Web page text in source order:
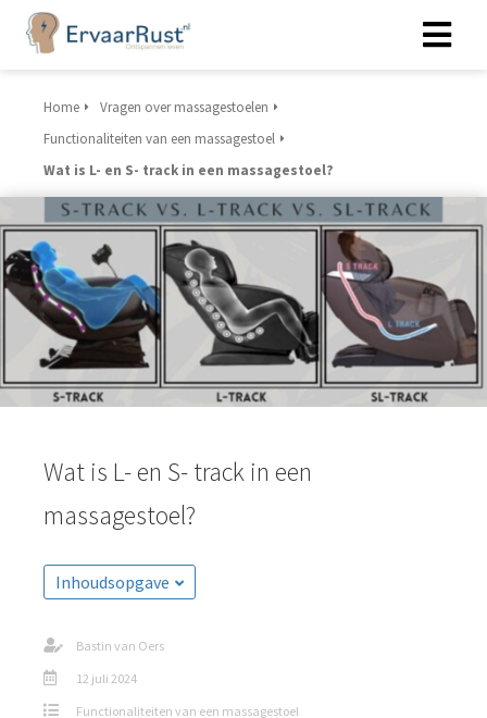
Home
Vragen over massagestoelen
Functionaliteiten van een massagestoel
Wat is L- en S- track in een massagestoel?
Wat is L- en S- track in een
massagestoel?
Inhoudsopgave
Bastin van Oers
12 juli 2024
Functionaliteiten van een massagestoel